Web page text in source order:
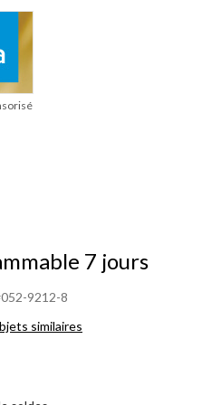
7 jours
9212-8
similaires